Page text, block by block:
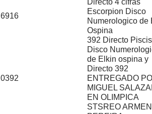
6916
Escorpion Disco
Numerologico de
Ospina
0392
392 Directo Piscis
Disco
de Elkin ospina y
Directo 392
ENTREGADO
MIGUEL
EN OLIMPICA
STSREO